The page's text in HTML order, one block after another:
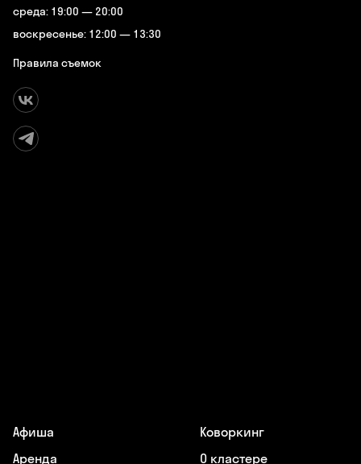
среда: 19:00 — 20:00
воскресенье: 12:00 — 13:30
Правила съемок
Афиша
Аренда
Коворкинг
О кластере